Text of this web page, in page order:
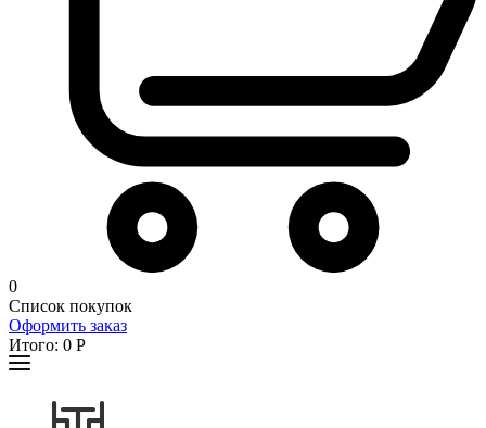
0
Список покупок
Оформить заказ
Итого: 0 Р